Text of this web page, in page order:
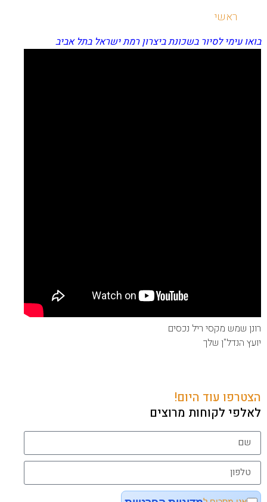
ראשי
בואו עימי לסיור בשכונת ביצרון רמת ישראל בתל אביב
רונן שמש מקסי ריל נכסים
יועץ הנדל"ן שלך
הצטרפו עוד היום!
לאלפי לקוחות מרוצים